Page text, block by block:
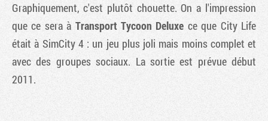
Graphiquement, c'est plutôt chouette. On a l'impression
que ce sera à Transport Tycoon Deluxe ce que City Life
était à SimCity 4: un jeu plus joli mais moins complet et
avec des groupes sociaux. La sortie est prévue début
2011.